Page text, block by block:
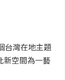
台灣在地主題
新空間為一藝